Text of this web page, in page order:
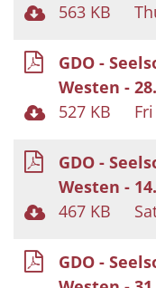
563 KB
GDO -
Westen -
527 KB
GDO -
Westen -
467 KB
GDO -